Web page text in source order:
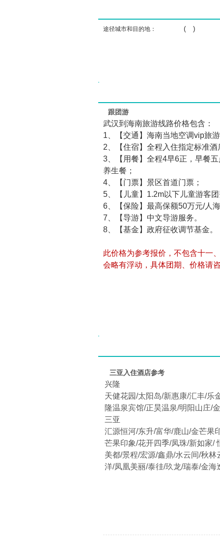
途径城市和目的地： ( )
跟团游
武汉到海南旅游线路价格包含：
1、【交通】海南当地空调vip旅
2、【住宿】全程入住指定标准
3、【用餐】全程4早6正，早餐
养生餐；
4、【门票】景区首道门票；
5、【儿童】1.2m以下儿童游客
6、【保险】最高保额50万元/人
7、【导游】中文导游服务。
8、【基金】政府征收调节基金。
此价格为参考报价，不包含十一
会略有浮动，具体团期、价格请
三亚入住酒店参考
兴隆
天健花园/太阳岛/新惠康/汇丰/乐
隆温泉宾馆/正昊温泉/明阳山庄/
三亚
汇源恒河/东升/富华/鹿山/金芒果
芒果印象/花开四季/凤珠/新如家/
美都/景程/宏源/鑫鼎/水云间/秋
洋/凤凰美丽/泰徍/玖龙/瑞泰/金